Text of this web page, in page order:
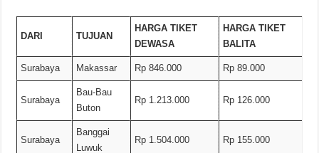
DARI TUJUAN
HARGA TIKET
DEWASA
HARGA TIKET
BALITA
Surabaya Makassar Rp 846.000 Rp 89.000
Surabaya
Bau-Bau
Buton
Rp 1.213.000 Rp 126.000
Surabaya
Banggai
Luwuk
Rp 1.504.000 Rp 155.000